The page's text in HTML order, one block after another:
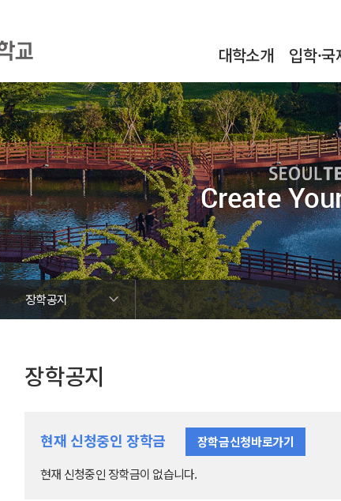
대학소개 입학·
장학공지
대학공지사항
학사공지
장학공지
대학원공지
취업공지
대학입찰
채용정보
공모/외부행사
등록금심의위원회
코로나바이러스19 대응안내
재정위원회
장학공지
현재 신청중인 장학금
장학금신청바로가기
현재 신청중인 장학금이 없습니다.